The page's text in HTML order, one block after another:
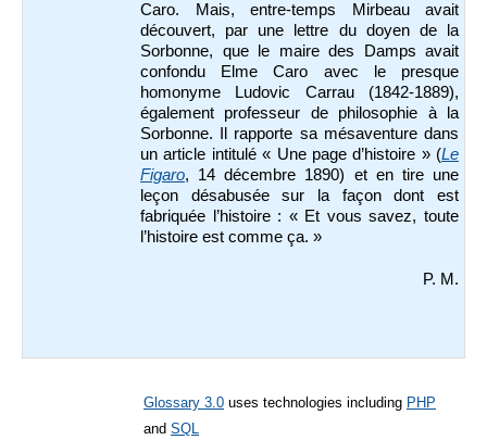
Caro. Mais, entre-temps Mirbeau avait
découvert, par une lettre du doyen de la
Sorbonne, que le maire des Damps avait
confondu Elme Caro avec le presque
homonyme
Ludovic Carrau (1842-1889),
également professeur de philosophie à la
Sorbonne.
Il rapporte sa mésaventure dans
un article intitulé« Une page d’histoire » (Le
Figaro, 14 décembre 1890) et en tire une
leçon désabusée sur la façon dont est
fabriquée l’histoire : « Et vous savez, toute
l’histoire est comme ça. »
P. M.
Glossary 3.0 uses technologies including PHP
and SQL